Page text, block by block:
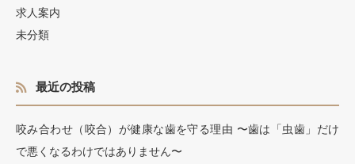
求人案内
未分類
最近の投稿
咬み合わせ（咬合）が健康な歯を守る理由 〜歯は「虫歯」だけ
で悪くなるわけではありません〜